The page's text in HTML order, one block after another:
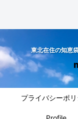
東北在住の知恵
プライバシーポ